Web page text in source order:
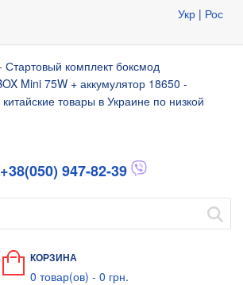
Укр | Рос
+38(050) 947-82-39
КОРЗИНА
0 товар(ов) - 0 грн.